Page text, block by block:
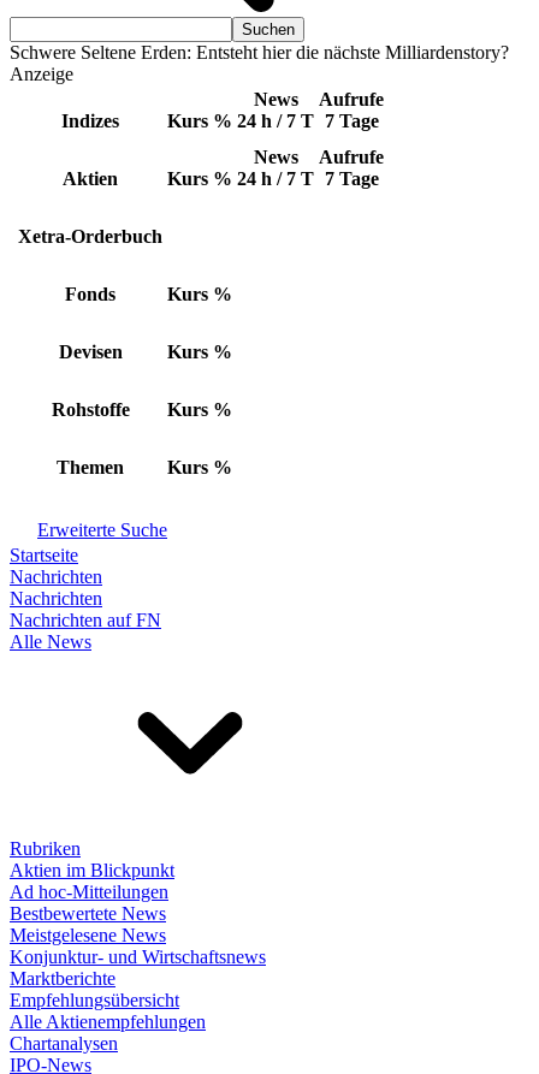
Schwere Seltene Erden: Entsteht hier die nächste Milliardenstory?
Anzeige
Indizes Kurs %
News
24 h / 7 T
Aufrufe
7 Tage
Aktien Kurs %
News
24 h / 7 T
Aufrufe
7 Tage
Xetra-Orderbuch
Fonds Kurs %
Devisen Kurs %
Rohstoffe Kurs %
Themen Kurs %
Erweiterte Suche
Startseite
Nachrichten
Nachrichten
Nachrichten auf FN
Alle News
Rubriken
Aktien im Blickpunkt
Ad hoc-Mitteilungen
Bestbewertete News
Meistgelesene News
Konjunktur- und Wirtschaftsnews
Marktberichte
Empfehlungsübersicht
Alle Aktienempfehlungen
Chartanalysen
IPO-News